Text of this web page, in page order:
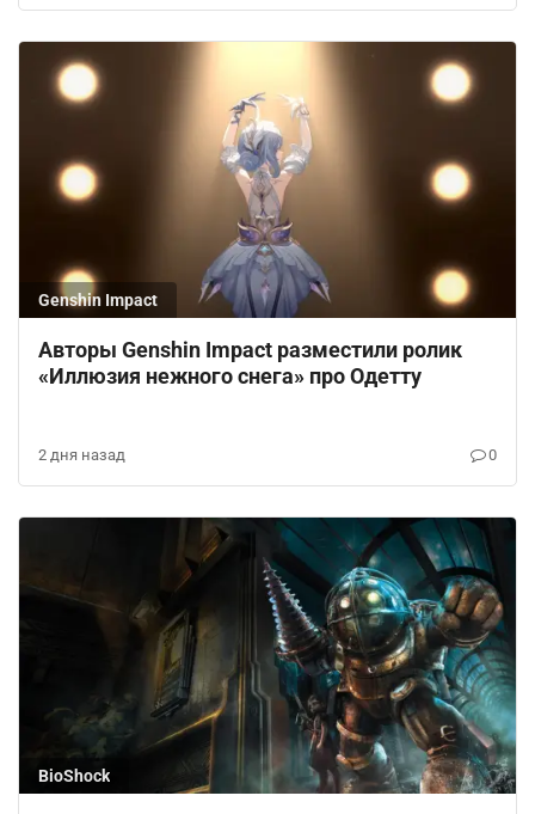
Genshin Impact
Авторы Genshin Impact разместили ролик
«Иллюзия нежного снега» про Одетту
2 дня назад 0
BioShock